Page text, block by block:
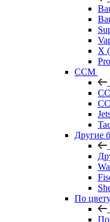
X
CCM
Другие
По
По